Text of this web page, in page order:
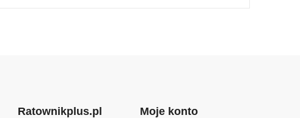
Ratownikplus.pl Moje konto